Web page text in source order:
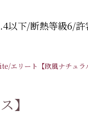
以下/断熱等級6/
エリート【欧風ナチュラ
】